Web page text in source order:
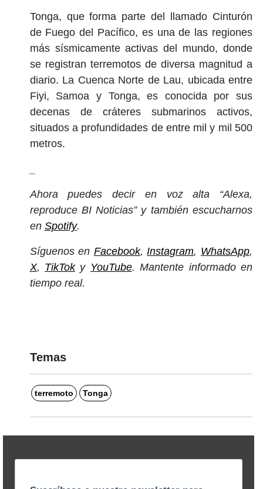
Tonga, que forma parte del llamado Cinturón
de Fuego del Pacífico, es una de las regiones
más sísmicamente activas del mundo, donde
se registran terremotos de diversa magnitud a
diario. La Cuenca Norte de Lau, ubicada entre
Fiyi, Samoa y Tonga, es conocida por sus
decenas de cráteres submarinos activos,
situados a profundidades de entre mil y mil 500
metros.
Ahora puedes decir en voz alta “Alexa,
reproduce BI Noticias” y también escucharnos
en Spotify.
Síguenos en Facebook, Instagram, WhatsApp,
X, TikToky YouTube. Mantente informado en
tiempo real.
Temas
terremoto Tonga